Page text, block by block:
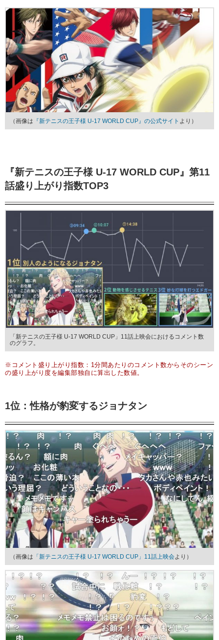
（画像は 『新テニスの王子様 U-17 WORLD CUP』の公式サイト より）
『新テニスの王子様 U-17 WORLD CUP』第11
話盛り上がり指数TOP3
「新テニスの王子様 U-17 WORLD CUP」11話上映会におけるコメント数
のグラフ。
※コメント盛り上がり指数：1分間あたりのコメント数からそのシーン
の盛り上がり度を編集部独自に算出した数値。
1位：性格が豹変するジョナタン
（画像は 「新テニスの王子様 U-17 WORLD CUP」11話上映会より）